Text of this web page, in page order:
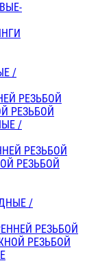
/
РЕЗЬБОЙ
РЕЗЬБОЙ
/
РЕЗЬБОЙ
РЕЗЬБОЙ
/
РЕЗЬБОЙ
РЕЗЬБОЙ